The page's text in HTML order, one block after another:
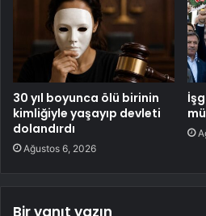
30 yıl boyunca ölü birinin
kimliğiyle yaşayıp devleti
dolandırdı
Ağustos 6, 2026
Bir yanıt yazın